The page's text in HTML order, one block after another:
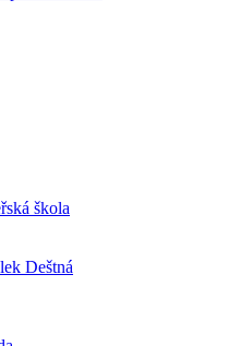
škola
Deštná